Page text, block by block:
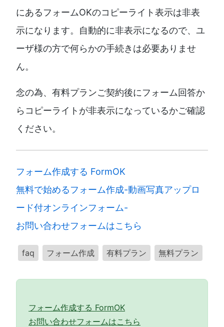
にあるフォームOKのコピーライト表示は非表
示になります。自動的に非表示になるので、ユ
ーザ様の方で何らかの手続きは必要ありませ
ん。
念の為、有料プランご契約後にフォーム回答か
らコピーライトが非表示になっているかご確認
ください。
フォーム作成する FormOK
無料で始めるフォーム作成-動画写真アップロ
ード付オンラインフォーム-
お問い合わせフォームはこちら
faq フォーム作成 有料プラン 無料プラン
フォーム作成する FormOK
お問い合わせフォームはこちら